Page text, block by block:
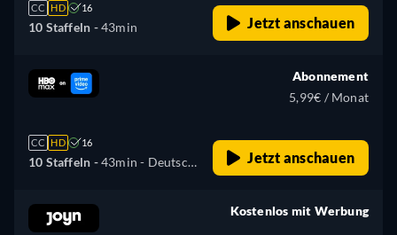
CC HD 16
10 Staffeln -43min Jetzt anschauen
CC HD 16
10 Staffeln -43min - Deutsch,
Französisch, Italienisch,
Portugiesisch
Abonnement
5,99€ / Monat
Jetzt anschauen
Kostenlos mit Werbung